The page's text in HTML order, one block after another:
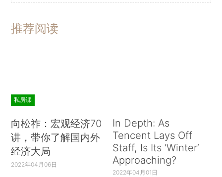
推荐阅读
私房课
向松祚：宏观经济70
讲，带你了解国内外
经济大局
2022年04月06日
In Depth: As
Tencent Lays Off
Staff, Is Its ‘Winter’
Approaching?
2022年04月01日